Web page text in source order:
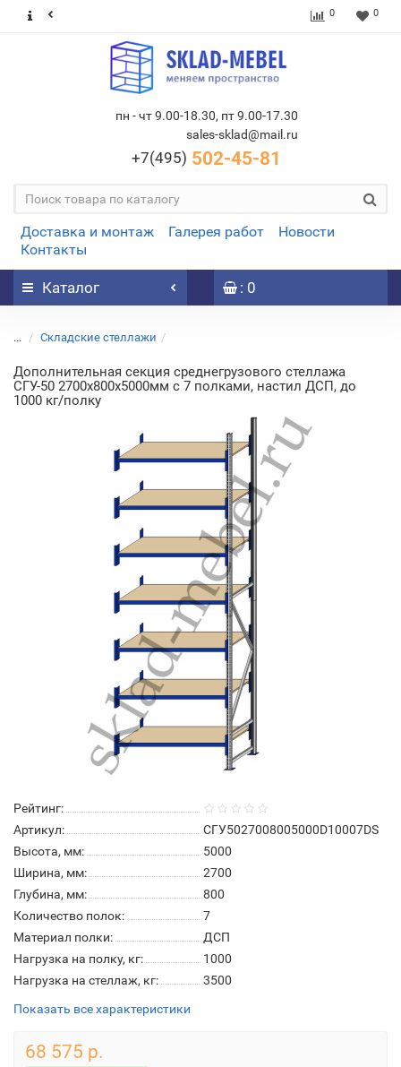
0 0
пн - чт 9.00-18.30, пт 9.00-17.30
sales-sklad@mail.ru
+7(495) 502-45-81
Доставка и монтаж Галерея работ
Новости
Контакты
Каталог : 0
... Складские стеллажи
Дополнительная секция среднегрузового стеллажа
СГУ-50 2700х800х5000мм с 7 полками, настил ДСП, до
1000 кг/полку
Рейтинг:
Артикул:
СГУ5027008005000D10007DS
Высота, мм:
5000
Ширина, мм:
2700
Глубина, мм:
800
Количество полок:
7
Материал полки:
ДСП
Нагрузка на полку, кг:
1000
Нагрузка на стеллаж, кг:
3500
Показать все характеристики
68 575 р.